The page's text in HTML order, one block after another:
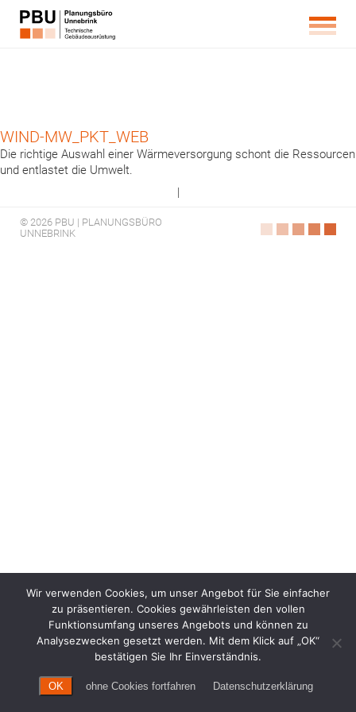
WIND-MW_PKT_WEB
Die richtige Auswahl einer Wärmeversorgung schont die Ressourcen
und entlastet die Umwelt.
|
© 2026 PBU | PLANUNGSBÜRO
UNNEBRINK
Wir verwenden Cookies, um unser Angebot für Sie einfacher
zu präsentieren. Cookies gewährleisten den vollen
Funktionsumfang unseres Angebots und können zu
Analysezwecken gesetzt werden. Mit dem Klick auf „OK“
bestätigen Sie Ihr Einverständnis.
OK ohne Cookies fortfahren Datenschutzerklärung